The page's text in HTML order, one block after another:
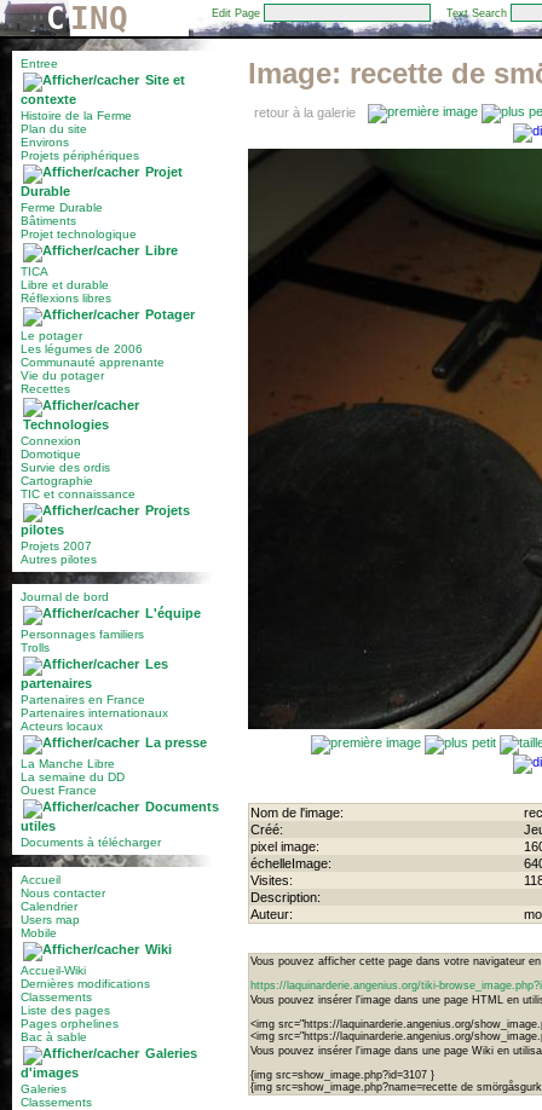
C INQ Edit Page Text Search
Entree
Site et
contexte
Histoire de la Ferme
Plan du site
Environs
Projets périphériques
Projet
Durable
Ferme Durable
Bâtiments
Projet technologique
Libre
TICA
Libre et durable
Réflexions libres
Potager
Le potager
Les légumes de 2006
Communauté apprenante
Vie du potager
Recettes
Technologies
Connexion
Domotique
Survie des ordis
Cartographie
TIC et connaissance
Projets
pilotes
Projets 2007
Autres pilotes
Journal de bord
L'équipe
Personnages familiers
Trolls
Les
partenaires
Partenaires en France
Partenaires internationaux
Acteurs locaux
La presse
La Manche Libre
La semaine du DD
Ouest France
Documents
utiles
Documents à télécharger
Accueil
Nous contacter
Calendrier
Users map
Mobile
Wiki
Accueil-Wiki
Dernières modifications
Classements
Liste des pages
Pages orphelines
Bac à sable
Galeries
d'images
Galeries
Classements
Image: recette de
retour à la galerie
Nom de l'image:
Créé:
pixel image:
échelleImage:
Visites:
Description:
Auteur:
Vous pouvez afficher cette page dans votre navigateur
https://laquinarderie.angenius.org/tiki-
Vous pouvez insérer l'image dans une page HTML en
<img src="https://laquinarderie.angenius.org/
<img src="https://laquinarderie.angenius.org/
Vous pouvez insérer l'image dans une page Wiki en
{img src=show_image.php?id=3107 }
{img src=show_image.php?name=recette de